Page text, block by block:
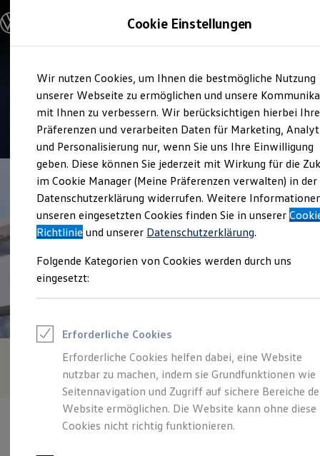
Hauptinhalt
springen
Footer
springen
Modelle & Konfigurator
Nutzfahrzeugkategorien entdecken
Modelle konfigurieren
Vorgängermodelle und Oldtimer
Vorgängermodelle
Oldtimer
Bulli Historie
Branchenlösungen & Gewerbekunden
Umbaulösungen und Hersteller finden
Auf- und Umbauten entdecken & konfigurieren
Groß- und Sonderkunden
Großkunden
Kommunen & Behörden
Journalisten
Sportvereine
Branchenlösungen
Gewerbliche Personenbeförderung
Service & mobile Werkstätten
Kühlfahrzeuge
ONE Business ID Vorteile
Fahrzeugsuche & Marktplatz
Fahrzeugsuche
Fahrzeuge online kaufen
Digitaler Marktplatz
Kauf & Finanzierung
Online-Fahrzeugbewertung
Aktionen & Angebote
Service
Autohaus Erdle
5|64 Bewertungen
Cookie Einstellungen
Wir nutzen Cookies, um Ihnen die bestmögliche Nutzung
unserer Webseite zu ermöglichen und unsere
mit Ihnen zu verbessern. Wir berücksichtigen hierbei Ihre
Präferenzen und verarbeiten Daten für Marketing,
und Personalisierung nur, wenn Sie uns Ihre Einwilligung
geben. Diese können Sie jederzeit mit Wirkung für die
im Cookie Manager (Meine Präferenzen verwalten) in der
Datenschutzerklärung widerrufen. Weitere
unseren eingesetzten Cookies finden Sie in unserer
Richtlinie und unserer Datenschutzerklärung.
Folgende Kategorien von Cookies werden durch uns
eingesetzt:
Erforderliche Cookies
Erforderliche Cookies helfen dabei, eine Website
nutzbar zu machen, indem sie Grundfunktionen wie
Seitennavigation und Zugriff auf sichere Bereiche
Website ermöglichen. Die Website kann ohne diese
Cookies nicht richtig funktionieren.